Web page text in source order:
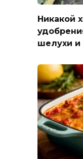
Никакой
шелухи и